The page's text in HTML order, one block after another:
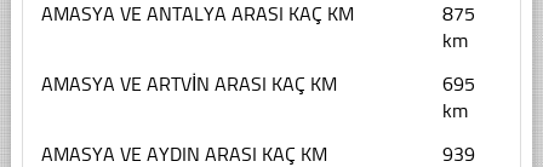
AMASYA VE ANTALYA ARASI KAÇ KM
875
km
AMASYA VE ARTVİN ARASI KAÇ KM
695
km
AMASYA VE AYDIN ARASI KAÇ KM
939